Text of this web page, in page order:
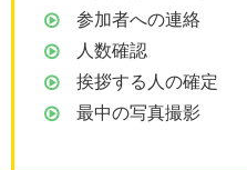
参加者への連絡
人数確認
挨拶する人の確定
最中の写真撮影